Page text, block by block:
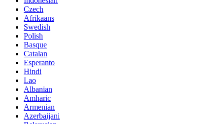
Czech
Afrikaans
Swedish
Polish
Basque
Catalan
Esperanto
Hindi
Lao
Albanian
Amharic
Armenian
Azerbaijani